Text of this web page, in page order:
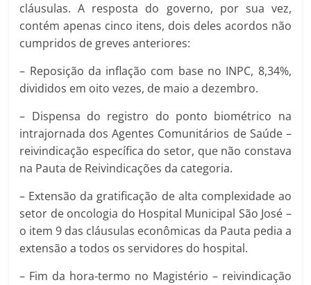
cláusulas. A resposta do governo, por sua vez,
contém apenas cinco itens, dois deles acordos não
cumpridos de greves anteriores:
– Reposição da inflação com base no INPC, 8,34%,
divididos em oito vezes, de maio a dezembro.
– Dispensa do registro do ponto biométrico na
intrajornada dos Agentes Comunitários de Saúde –
reivindicação específica do setor, que não constava
na Pauta de Reivindicações da categoria.
– Extensão da gratificação de alta complexidade ao
setor de oncologia do Hospital Municipal São José –
o item 9 das cláusulas econômicas da Pauta pedia a
extensão a todos os servidores do hospital.
– Fim da hora-termo no Magistério – reivindicação